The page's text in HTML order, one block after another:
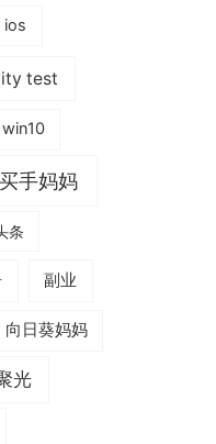
ios
test
win10
买手妈妈
条
副业
向日葵妈妈
光